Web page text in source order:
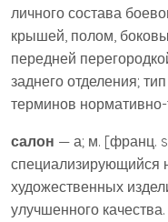
личного состава
крышей, полом,
передней
заднего отделения;
терминов
салон — а; м. [франц.
специализирующийся
художественных
улучшенного